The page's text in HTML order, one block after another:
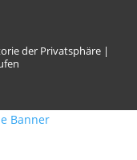
der Privatsphäre |
Banner